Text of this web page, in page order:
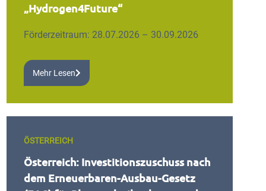
„Hydrogen4Future“
Förderzeitraum: 28.07.2026 – 30.09.2026
Mehr Lesen
ÖSTERREICH
Österreich: Investitionszuschuss nach
dem Erneuerbaren-Ausbau-Gesetz